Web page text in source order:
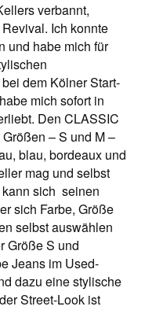
verbannt,
Ich konnte
und habe mich für
dem Kölner Start-
mich sofort in
Den CLASSIC
– S und M –
blau, bordeaux und
mag und selbst
sich seinen
sich Farbe, Größe
selbst auswählen
Größe S und
Jeans im Used-
dazu eine stylische
Street-Look ist